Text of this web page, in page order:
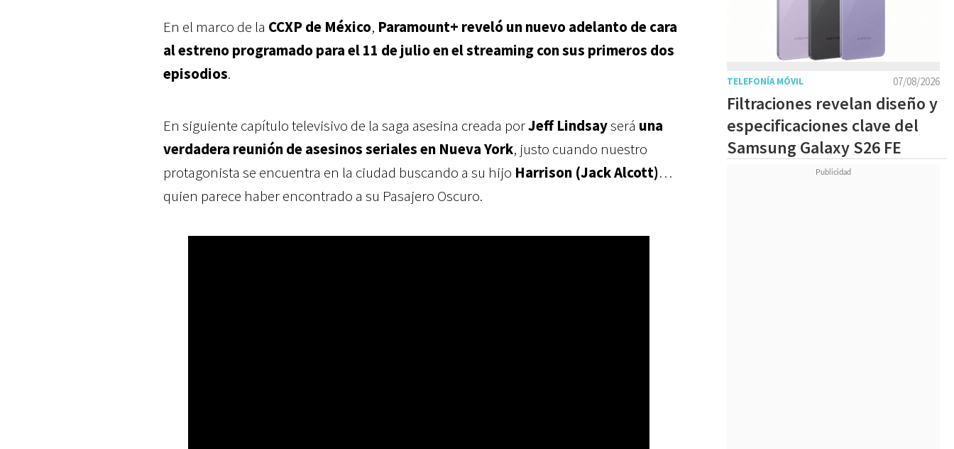
En el marco de la CCXP de México, Paramount+ reveló un nuevo adelanto de cara
al estreno programado para el 11 de julio en el streaming con sus primeros dos
episodios.
En siguiente capítulo televisivo de la saga asesina creada porJeff Lindsayserá una
verdadera reunión de asesinos seriales en Nueva York, justo cuando nuestro
protagonista se encuentra en la ciudad buscando a su hijo Harrison (Jack Alcott)…
quien parece haber encontrado a su Pasajero Oscuro.
07/08/2026
TELEFONÍA MÓVIL
Filtraciones revelan diseño y
especificaciones clave del
Samsung Galaxy S26 FE